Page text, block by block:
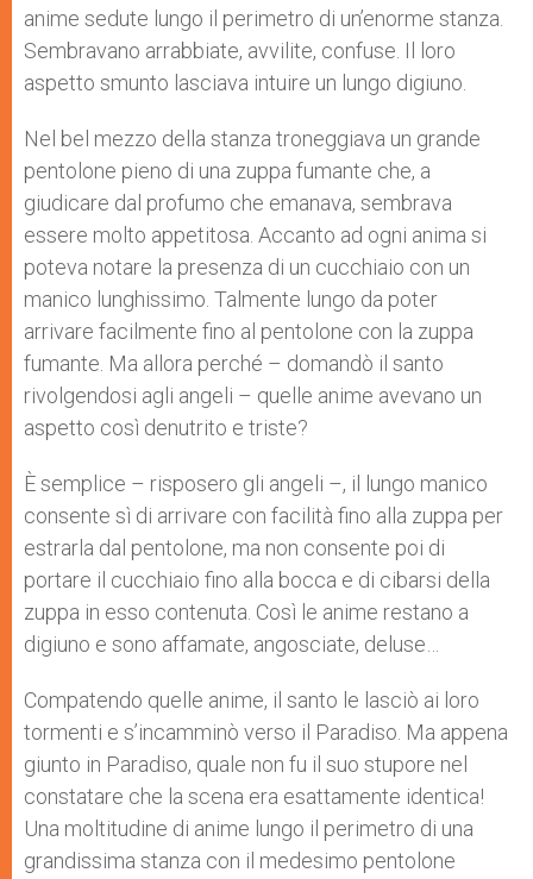
anime sedute lungo il perimetro di un’enorme stanza.
Sembravano arrabbiate, avvilite, confuse. Il loro
aspetto smunto lasciava intuire un lungo digiuno.
Nel bel mezzo della stanza troneggiava un grande
pentolone pieno di una zuppa fumante che, a
giudicare dal profumo che emanava, sembrava
essere molto appetitosa. Accanto ad ogni anima si
poteva notare la presenza di un cucchiaio con un
manico lunghissimo. Talmente lungo da poter
arrivare facilmente fino al pentolone con la zuppa
fumante. Ma allora perché – domandò il santo
rivolgendosi agli angeli – quelle anime avevano un
aspetto così denutrito e triste?
È semplice – risposero gli angeli –, il lungo manico
consente sì di arrivare con facilità fino alla zuppa per
estrarla dal pentolone, ma non consente poi di
portare il cucchiaio fino alla bocca e di cibarsi della
zuppa in esso contenuta. Così le anime restano a
digiuno e sono affamate, angosciate, deluse…
Compatendo quelle anime, il santo le lasciò ai loro
tormenti e s’incamminò verso il Paradiso. Ma appena
giunto in Paradiso, quale non fu il suo stupore nel
constatare che la scena era esattamente identica!
Una moltitudine di anime lungo il perimetro di una
grandissima stanza con il medesimo pentolone